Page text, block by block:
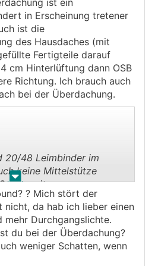
ist ein
in Erscheinung tretener
ist die
des Hausdaches (mit
Fertigteile darauf
cm Hinterlüftung dann OSB
Richtung. Ich brauch auch
bei der Überdachung.
. .
20/48 Leimbinder im
keine Mittelstütze
? Mich stört der
nicht, da hab ich lieber einen
mehr Durchgangslichte.
du bei der Überdachung?
weniger Schatten, wenn